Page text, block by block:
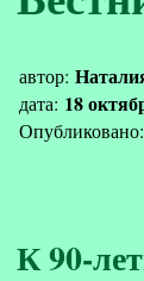
автор:
дата: 18
Опубликовано:
К 90-